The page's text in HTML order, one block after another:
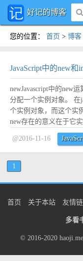
好记的博客
您的位置 ： 首页 > 博客
JavaScript中的new和
newJavascript中的new
分配一个实例对象。 在
个实例对象，而这个实
new存在的意义在于它
化了一个对象！ 一个
拟其实现过程，并不能
@2016-11-16
1
首页 关于本站 友情
多看
© 2016-2020 haoji.me